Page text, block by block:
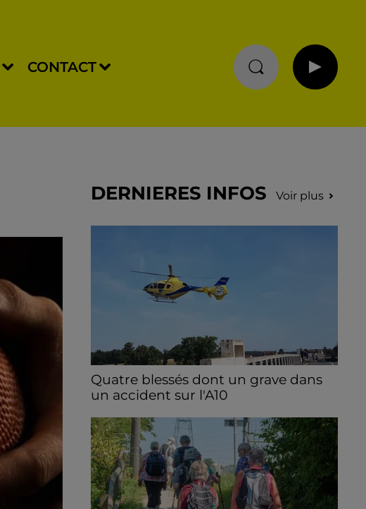
CONTACT
DERNIERES INFOS Voir plus
Quatre blessés dont un grave dans
un accident sur l'A10
7 août à hauteur de Sainville en direction
d'Orléans.